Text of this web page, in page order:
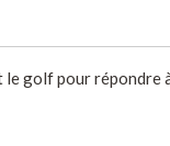
le golf pour répondre